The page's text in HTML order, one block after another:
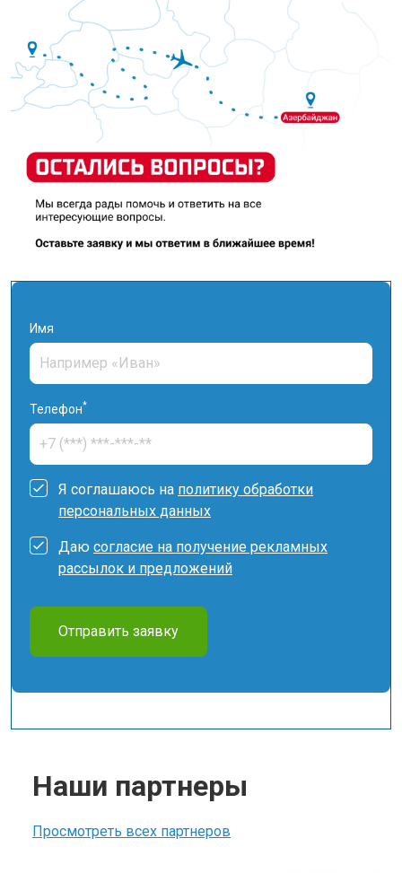
Имя
Телефон*
Я соглашаюсь на политику обработки
персональных данных
Даю согласие на получение рекламных
рассылок и предложений
Отправить заявку
Наши партнеры
Просмотреть всех партнеров